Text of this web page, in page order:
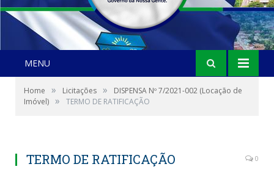
MENU
Home » Licitações »
DISPENSA Nº 7/2021-002 (Locação de
Imóvel) » TERMO DE RATIFICAÇÃO
TERMO DE RATIFICAÇÃO 0